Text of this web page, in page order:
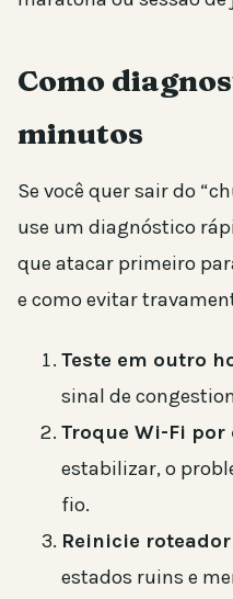
Como
minutos
Se você quer sair do
use um diagnóstico
que atacar primeiro
e como evitar
Teste em outro
sinal de
Troque Wi-Fi por
estabilizar, o
fio.
Reinicie
estados ruins e